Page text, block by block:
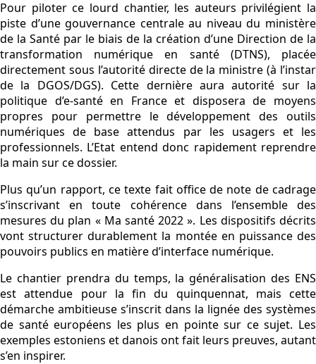
Pour piloter ce lourd chantier, les auteurs privilégient la
piste d’une gouvernance centrale au niveau du ministère
de la Santé par le biais de la création d’une Direction de la
transformation numérique en santé (DTNS), placée
directement sous l’autorité directe de la ministre (à l’instar
de la DGOS/DGS). Cette dernière aura autorité sur la
politique d’e-santé en France et disposera de moyens
propres pour permettre le développement des outils
numériques de base attendus par les usagers et les
professionnels. L’Etat entend donc rapidement reprendre
la main sur ce dossier.
Plus qu’un rapport, ce texte fait office de note de cadrage
s’inscrivant en toute cohérence dans l’ensemble des
mesures du plan « Ma santé 2022 ». Les dispositifs décrits
vont structurer durablement la montée en puissance des
pouvoirs publics en matière d’interface numérique.
Le chantier prendra du temps, la généralisation des ENS
est attendue pour la fin du quinquennat, mais cette
démarche ambitieuse s’inscrit dans la lignée des systèmes
de santé européens les plus en pointe sur ce sujet. Les
exemples estoniens et danois ont fait leurs preuves, autant
s’en inspirer.